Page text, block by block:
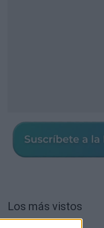
Los más vistos